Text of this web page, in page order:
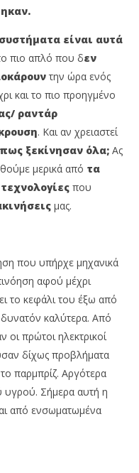
είναι αυτά
πιο απλό που δεν
την ώρα ενός
και το πιο προηγμένο
ραντάρ
. Και αν χρειαστεί
ξεκίνησαν όλα; Ας
μερικά από τα
που
μας.
που υπήρχε μηχανικά
αφού μέχρι
το κεφάλι του έξω από
καλύτερα. Από
οι πρώτοι ηλεκτρικοί
δίχως προβλήματα
παρμπρίζ. Αργότερα
υγρού. Σήμερα αυτή η
από ενσωματωμένα